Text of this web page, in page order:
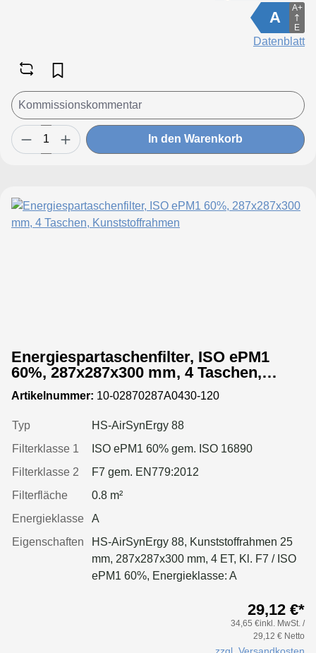
A
A+
E
Datenblatt
In den Warenkorb
Energiespartaschenfilter, ISO ePM1
60%, 287x287x300 mm, 4 Taschen,
Kunststoffrahmen
Artikelnummer: 10-02870287A0430-120
Typ
HS-AirSynErgy 88
Filterklasse 1
ISO ePM1 60% gem. ISO 16890
Filterklasse 2
F7 gem. EN779:2012
Filterfläche
0.8 m²
Energieklasse
A
Eigenschaften
HS-AirSynErgy 88, Kunststoffrahmen 25
mm, 287x287x300 mm, 4 ET, Kl. F7 / ISO
ePM1 60%, Energieklasse: A
29,12 €*
34,65 €inkl. MwSt. /
29,12 € Netto
zzgl. Versandkosten